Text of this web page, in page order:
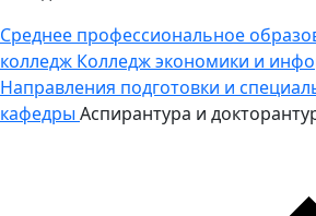
Среднее профессиональное
колледж Колледж экономики и
Направления подготовки и
кафедры Аспирантура и